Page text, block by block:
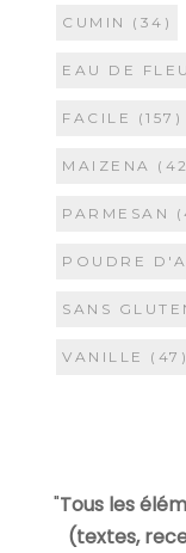
CUMIN (34)
EAU DE
FACILE (157)
MAIZENA
PARMESAN
POUDRE
SANS
VANILLE (47)
"Tous les
(textes,